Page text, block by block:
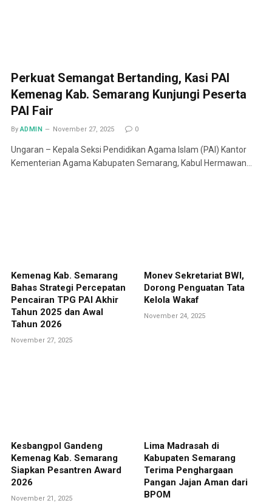
Perkuat Semangat Bertanding, Kasi PAI
Kemenag Kab. Semarang Kunjungi Peserta
PAI Fair
By ADMIN November 27, 2025 0
Ungaran – Kepala Seksi Pendidikan Agama Islam (PAI) Kantor
Kementerian Agama Kabupaten Semarang, Kabul Hermawan…
Kemenag Kab. Semarang
Bahas Strategi Percepatan
Pencairan TPG PAI Akhir
Tahun 2025 dan Awal
Tahun 2026
November 27, 2025
Monev Sekretariat BWI,
Dorong Penguatan Tata
Kelola Wakaf
November 24, 2025
Kesbangpol Gandeng
Kemenag Kab. Semarang
Siapkan Pesantren Award
2026
November 21, 2025
Lima Madrasah di
Kabupaten Semarang
Terima Penghargaan
Pangan Jajan Aman dari
BPOM